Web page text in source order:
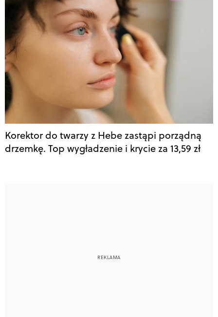
Korektor do twarzy z Hebe zastąpi porządną
drzemkę. Top wygładzenie i krycie za 13,59 zł